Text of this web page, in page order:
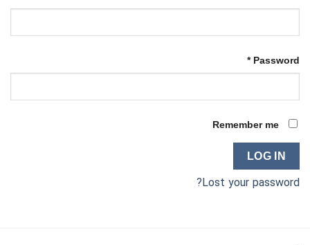
Password
*
Remember me
LOG IN
Lost your password?